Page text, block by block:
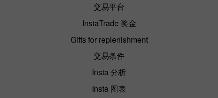
交易平台
InstaTrade 奖金
Gifts for replenishment
交易条件
Insta 分析
Insta 图表